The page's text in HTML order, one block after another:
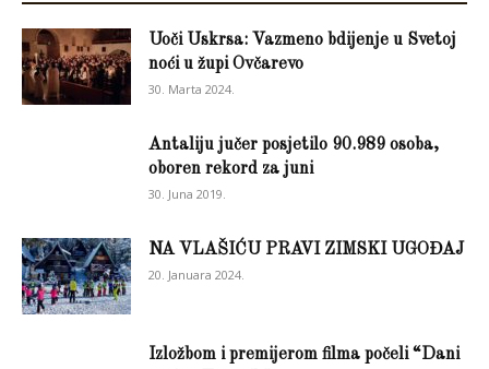
Uoči Uskrsa: Vazmeno bdijenje u Svetoj
noći u župi Ovčarevo
30. Marta 2024.
Antaliju jučer posjetilo 90.989 osoba,
oboren rekord za juni
30. Juna 2019.
NA VLAŠIĆU PRAVI ZIMSKI UGOĐAJ
20. Januara 2024.
Izložbom i premijerom filma počeli “Dani